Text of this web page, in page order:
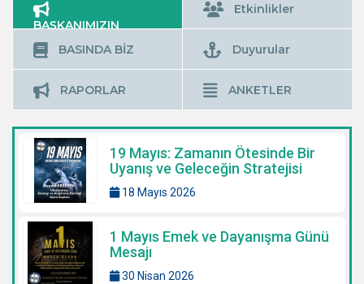
BAŞKANIMIZIN
MESAJLARI
Etkinlikler
BASINDA BİZ Duyurular
RAPORLAR ANKETLER
19 Mayıs: Zamanın Ötesinde Bir
Uyanış ve Geleceğin Stratejisi
18 Mayıs 2026
1 Mayıs Emek ve Dayanışma Günü
Mesajı
30 Nisan 2026